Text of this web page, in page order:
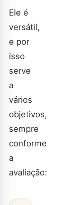
Ele é
versátil,
e por
isso
serve
a
vários
objetivos,
sempre
conforme
a
avaliação: